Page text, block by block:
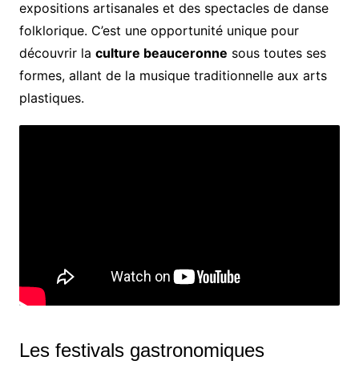
expositions artisanales et des spectacles de danse
folklorique. C’est une opportunité unique pour
découvrir la culture beauceronne sous toutes ses
formes, allant de la musique traditionnelle aux arts
plastiques.
Les festivals gastronomiques